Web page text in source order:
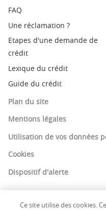
FAQ
Une réclamation ?
Etapes d'une demande de
crédit
Lexique du crédit
Guide du crédit
Plan du site
Mentions légales
Utilisation de vos données
Cookies
Dispositif d'alerte
Ce site utilise des cookies.